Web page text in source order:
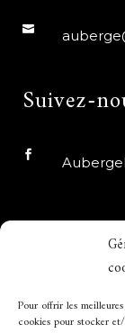
Pour offrir les
cookies pour stocker
Suivez-
Horaires